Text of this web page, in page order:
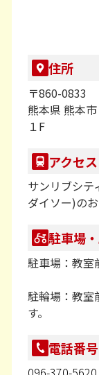
自習スペース
ろん、テスト
をしている生
は集中して勉
プラボ平成校
ら、お気軽に
住所
〒860-0833
熊本県 熊本
１F
アクセス
サンリブシテ
ダイソー)のお
駐車場
駐車場：教室
駐輪場：教室
す。
電話番号